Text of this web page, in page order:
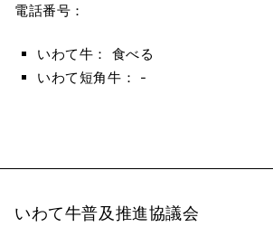
電話番号：
いわて牛： 食べる
いわて短角牛： -
いわて牛普及推進協議会